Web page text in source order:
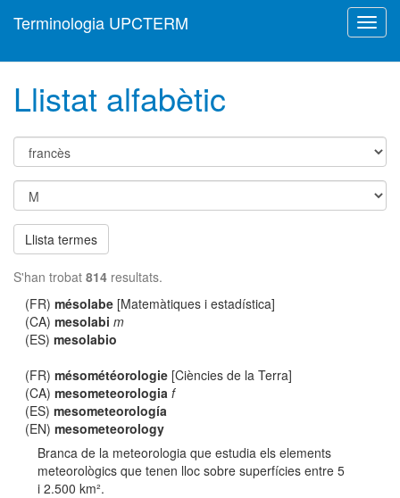
Terminologia UPCTERM
Llistat alfabètic
Llista termes
S'han trobat 814 resultats.
(FR)mésolabe [Matemàtiques i estadística]
(CA)mesolabi m
(ES)mesolabio
(FR)mésométéorologie [Ciències de la Terra]
(CA)mesometeorologia f
(ES)mesometeorología
(EN)mesometeorology
Branca de la meteorologia que estudia els elements
meteorològics que tenen lloc sobre superfícies entre 5
i 2.500 km².